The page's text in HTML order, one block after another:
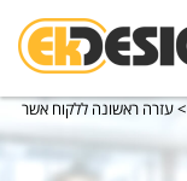
>עזרה ראשונה ללקוח אשר